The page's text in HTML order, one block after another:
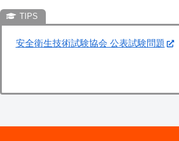
安全衛生技術試験協会 公表試験問題